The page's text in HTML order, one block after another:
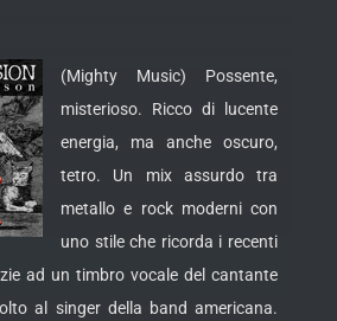
(Mighty Music) Possente,
misterioso. Ricco di lucente
energia, ma anche oscuro,
tetro. Un mix assurdo tra
metallo e rock moderni con
uno stile che ricorda i recenti
ad un timbro vocale del cantante
al singer della band americana.